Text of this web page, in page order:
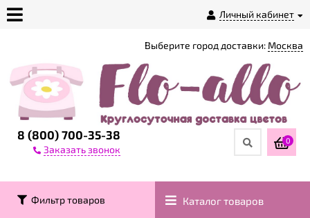
Личный кабинет
магазине
Доставка
Контакты
8 (800) 700-35-38
Заказать звонок
Выберите город доставки: Москва
0
Фильтр товаров Каталог товаров